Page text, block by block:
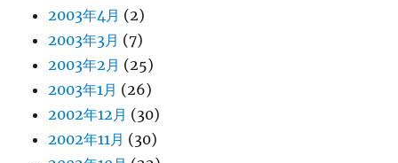
2003年4月 (2)
2003年3月 (7)
2003年2月 (25)
2003年1月 (26)
2002年12月 (30)
2002年11月 (30)